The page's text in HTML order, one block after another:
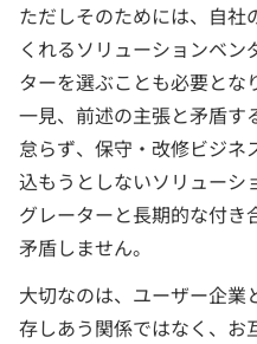
ただしそのためには、自社
くれるソリューションベ
ターを選ぶことも必要とな
一見、前述の主張と矛盾す
怠らず、保守・改修ビジネ
込もうとしないソリューシ
グレーターと長期的な付き
矛盾しません。
大切なのは、ユーザー企業
存しあう関係ではなく、お